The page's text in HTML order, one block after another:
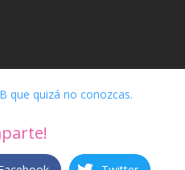
que quizá no conozcas.